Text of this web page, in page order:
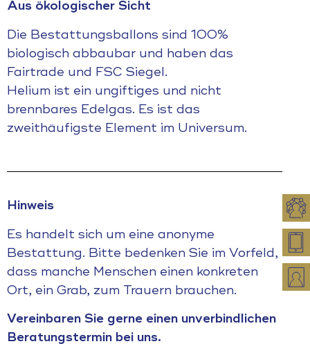
Aus ökologischer Sicht
Die Bestattungsballons sind 100%
biologisch abbaubar und haben das
Fairtrade und FSC Siegel.
Helium ist ein ungiftiges und nicht
brennbares Edelgas. Es ist das
zweithäufigste Element im Universum.
Hinweis
Es handelt sich um eine anonyme
Bestattung. Bitte bedenken Sie im Vorfeld,
dass manche Menschen einen konkreten
Ort, ein Grab, zum Trauern brauchen.
Vereinbaren Sie gerne einen unverbindlichen
Beratungstermin bei uns.